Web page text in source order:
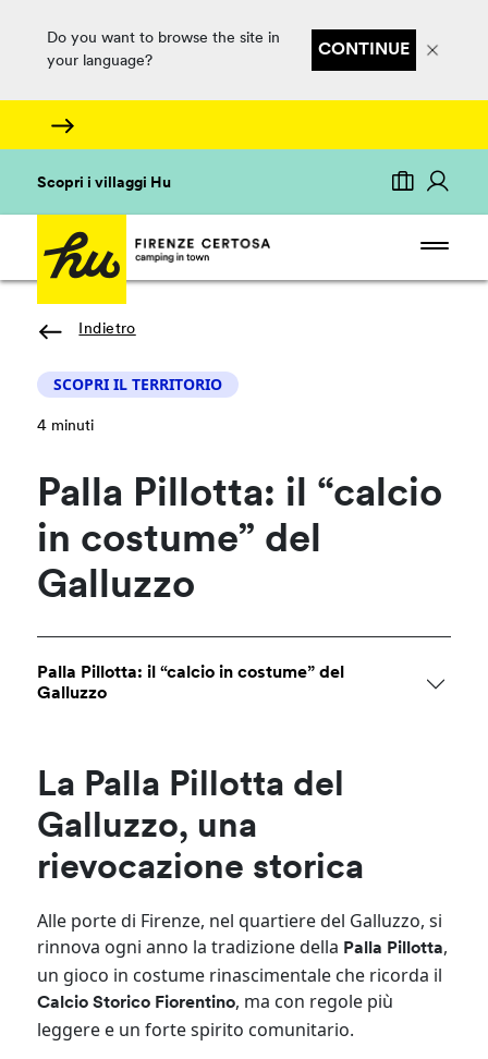
Do you want to browse the site in
your language?
CONTINUE
Scopri i villaggi Hu
Indietro
SCOPRI IL TERRITORIO
4 minuti
Palla Pillotta: il “calcio
in costume” del
Galluzzo
Palla Pillotta: il “calcio in costume” del
Galluzzo
La Palla Pillotta del
Galluzzo, una
rievocazione storica
Alle porte di Firenze, nel quartiere del Galluzzo, si
rinnova ogni anno la tradizione della Palla Pillotta,
un gioco in costume rinascimentale che ricorda il
Calcio Storico Fiorentino, ma con regole più
leggere e un forte spirito comunitario.